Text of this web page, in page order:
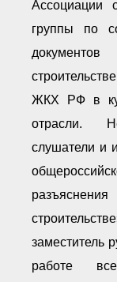
Ассоциации
группы по
ЖКХ РФ в
отрасли.
слушатели и
заместитель
работе